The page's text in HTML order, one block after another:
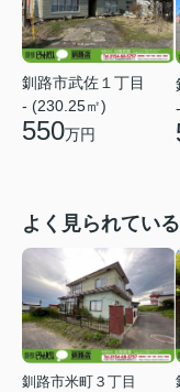
釧路市武佐１丁目
- (230.25㎡)
550万円
よく見られてい
釧路市米町３丁目